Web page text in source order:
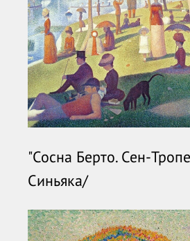
"Сосна Берто. Сен-
Синьяка/